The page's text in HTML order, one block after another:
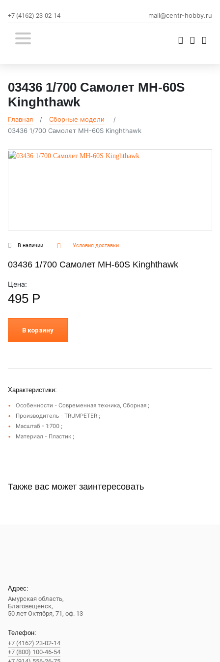
mail@centr-hobby.ru
+7 (4162) 23-02-14
03436 1/700 Самолет MH-60S
Kinghthawk
Главная
Сборные модели
03436 1/700 Самолет MH-60S Kinghthawk
В наличии Условия доставки
03436 1/700 Самолет MH-60S Kinghthawk
Цена:
495 Р
В корзину
Характеристики:
Особенности - Современная техника, Сборная ;
Производитель - TRUMPETER ;
Масштаб - 1:700 ;
Материал - Пластик ;
Также вас может заинтересовать
Адрес:
Амурская область,
Благовещенск,
50 лет Октября, 71, оф. 13
Телефон:
+7 (4162) 23-02-14
+7 (800) 100-46-54